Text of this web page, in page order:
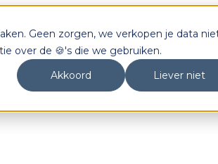
Geen zorgen, we verkopen je data
over de 🍪's die we gebruiken.
Akkoord
Liever niet